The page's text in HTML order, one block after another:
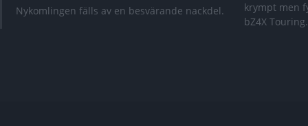
Nykomlingen fälls av en besvärande nackdel.
krympt men
bZ4X